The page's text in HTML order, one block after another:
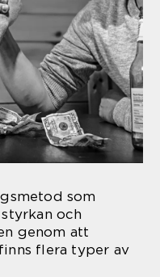
som
och
genom att
flera typer av